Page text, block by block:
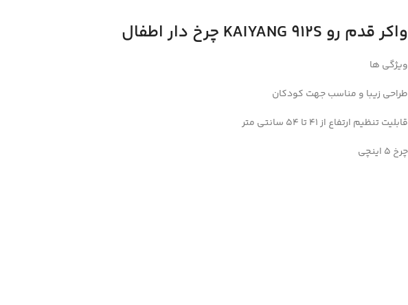
واکر قدم رو KAIYANG 912S چرخ دار اطفال
ویژگی ها
طراحی زیبا و مناسب جهت کودکان
قابلیت تنظیم ارتفاع از 41 تا 54 سانتی متر
چرخ 5 اینچی